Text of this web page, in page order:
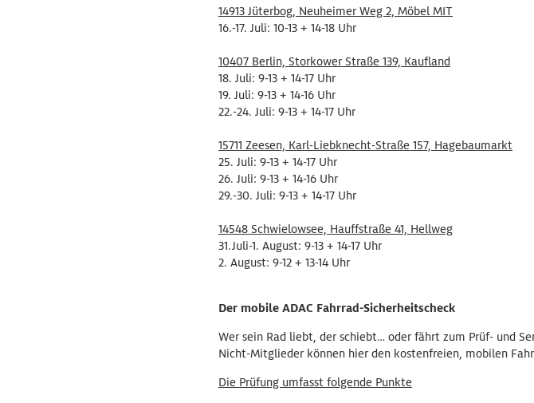
14913 Jüterbog, Neuheimer Weg 2, Möbel MIT
16.-17. Juli: 10-13 + 14-18 Uhr
10407 Berlin, Storkower Straße 139, Kaufland
18. Juli: 9-13 + 14-17 Uhr
19. Juli: 9-13 + 14-16 Uhr
22.-24. Juli: 9-13 + 14-17 Uhr
15711 Zeesen, Karl-Liebknecht-Straße 157, Hagebaumarkt
25. Juli: 9-13 + 14-17 Uhr
26. Juli: 9-13 + 14-16 Uhr
29.-30. Juli: 9-13 + 14-17 Uhr
14548 Schwielowsee, Hauffstraße 41, Hellweg
31.Juli-1. August: 9-13 + 14-17 Uhr
2. August: 9-12 + 13-14 Uhr
Der mobile ADAC Fahrrad-Sicherheitscheck
Wer sein Rad liebt, der schiebt… oder fährt zum Prüf- und
Nicht-Mitglieder können hier den kostenfreien, mobilen
Die Prüfung umfasst folgende Punkte